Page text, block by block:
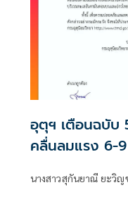
อุตุฯ เตือนฉบับ
คลื่นลมแรง 6-
นางสาวสุกันยาณี ยะวิ